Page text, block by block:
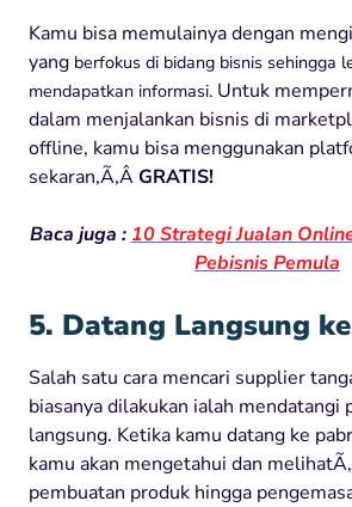
Kamu bisa memulainya dengan
yang berfokus di bidang bisnis sehingga
mendapatkan informasi. Untuk
dalam menjalankan bisnis di
offline, kamu bisa menggunakan
sekaran,Ã‚ÂGRATIS!
Baca juga : 10 Strategi Jualan
Pebisnis Pemula
5. Datang Langsung
Salah satu cara mencari supplier
biasanya dilakukan ialah mendatangi
langsung. Ketika kamu datang ke
kamu akan mengetahui dan
pembuatan produk hingga